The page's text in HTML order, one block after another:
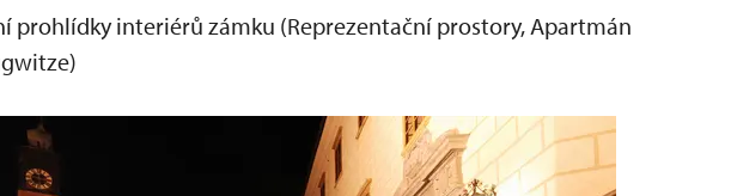
prohlídky interiérů zámku (Reprezentační prostory, Apartmán